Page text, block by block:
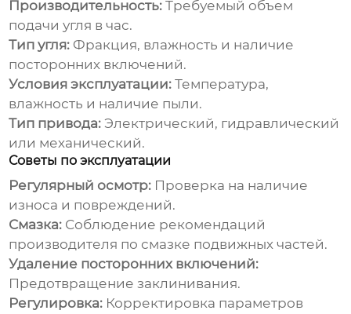
Производительность: Требуемый объем
подачи угля в час.
Тип угля: Фракция, влажность и наличие
посторонних включений.
Условия эксплуатации: Температура,
влажность и наличие пыли.
Тип привода: Электрический, гидравлический
или механический.
Советы по эксплуатации
Регулярный осмотр: Проверка на наличие
износа и повреждений.
Смазка: Соблюдение рекомендаций
производителя по смазке подвижных частей.
Удаление посторонних включений:
Предотвращение заклинивания.
Регулировка: Корректировка параметров